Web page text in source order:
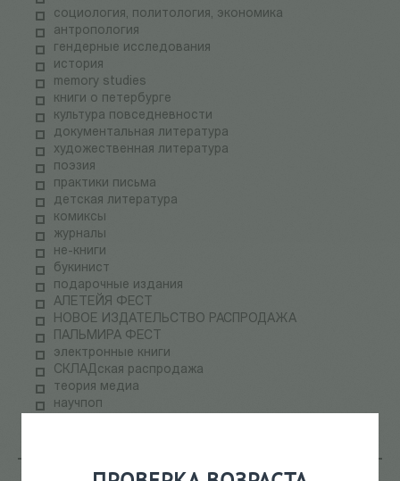
социология, политология, экономика
антропология
гендерные исследования
история
memory studies
книги о петербурге
культура повседневности
документальная литература
художественная литература
поэзия
практики письма
детская литература
комиксы
журналы
не-книги
букинист
подарочные издания
АЛЕТЕЙЯ ФЕСТ
НОВОЕ ИЗДАТЕЛЬСТВО РАСПРОДАЖА
ПАЛЬМИРА ФЕСТ
электронные книги
СКЛАДская распродажа
теория медиа
научпоп